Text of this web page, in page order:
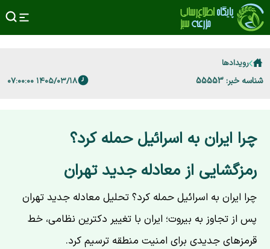
رویدادها
شناسه خبر: 55553 ۱۴۰۵/۰۳/۱۸ ۰۷:۰۰:۰۰
چرا ایران به اسرائیل حمله کرد؟
رمزگشایی از معادله جدید تهران
چرا ایران به اسرائیل حمله کرد؟ تحلیل معادله جدید تهران
پس از تجاوز به بیروت؛ ایران با تغییر دکترین نظامی، خط
قرمزهای جدیدی برای امنیت منطقه ترسیم کرد.